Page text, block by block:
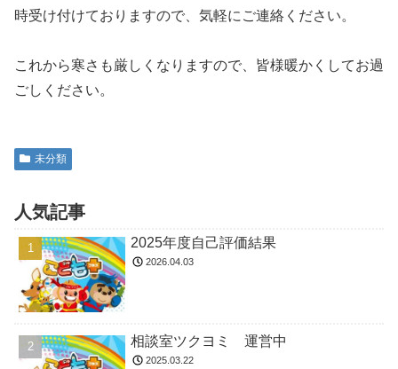
時受け付けておりますので、気軽にご連絡ください。
これから寒さも厳しくなりますので、皆様暖かくしてお過
ごしください。
未分類
人気記事
2025年度自己評価結果
2026.04.03
相談室ツクヨミ 運営中
2025.03.22